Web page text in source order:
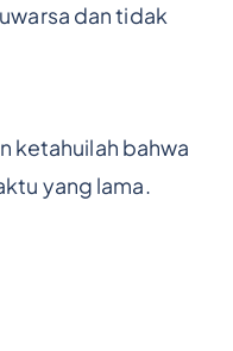
dan tidak
ketahuilah bahwa
yang lama.